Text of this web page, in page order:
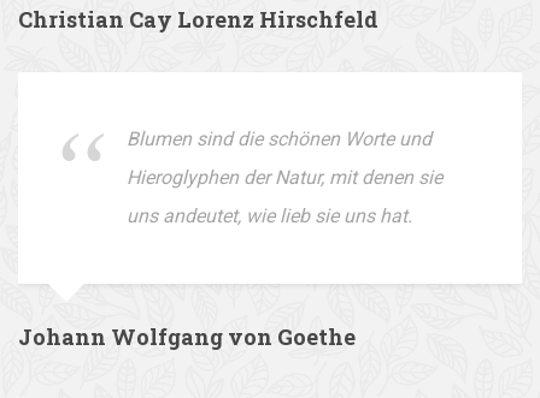
Christian Cay Lorenz Hirschfeld
Blumen sind die schönen Worte und
Hieroglyphen der Natur, mit denen sie
uns andeutet, wie lieb sie uns hat.
Johann Wolfgang von Goethe